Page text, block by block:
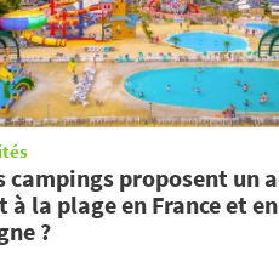
campings proposent un
à la plage en France et en
?